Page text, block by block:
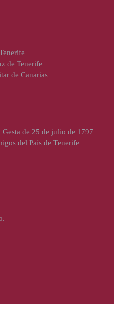
de Tenerife
de Canarias
de 25 de julio de 1797
del País de Tenerife